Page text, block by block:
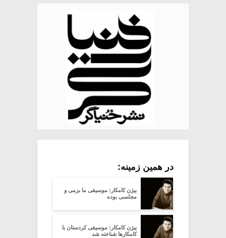
در همین زمینه:
بیژن کامکار: موسیقی ما بزمی و
مجلسی بوده
بیژن کامکار: موسیقی کردستان با
کامکارها شناخته شد